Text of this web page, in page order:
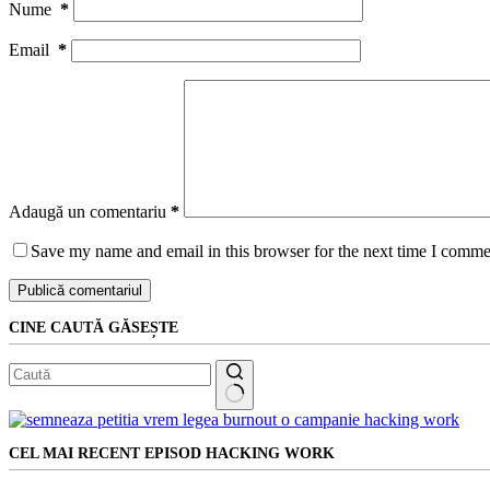
Nume *
Email *
Adaugă un comentariu *
Save my name and email in this browser for the next time I
Publică comentariul
CINE CAUTĂ GĂSEȘTE
Niciun
CEL MAI RECENT EPISOD HACKING WORK